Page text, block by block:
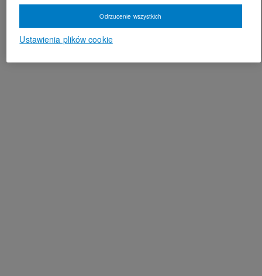
Ustawienia plików cookie
Odrzucenie wszystkich